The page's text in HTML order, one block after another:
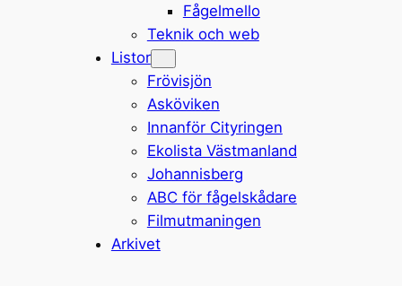
Fågelmello
Teknik och web
Listor
Frövisjön
Asköviken
Innanför Cityringen
Ekolista Västmanland
Johannisberg
ABC för fågelskådare
Filmutmaningen
Arkivet